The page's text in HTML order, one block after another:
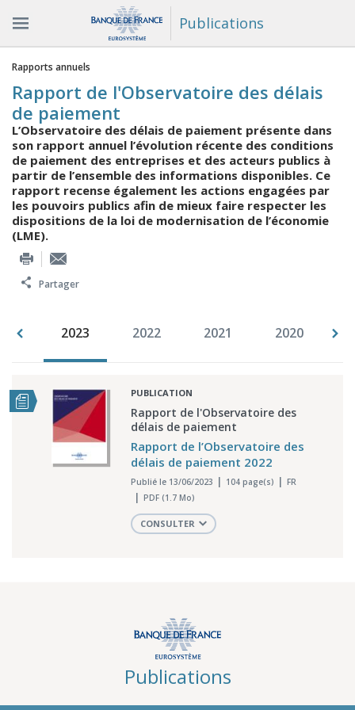
Publications
Vous êtes ici
Rapports annuels
Rapport de l'Observatoire des délais
de paiement
L’Observatoire des délais de paiement présente dans
son rapport annuel l’évolution récente des conditions
de paiement des entreprises et des acteurs publics à
partir de l’ensemble des informations disponibles. Ce
rapport recense également les actions engagées par
les pouvoirs publics afin de mieux faire respecter les
dispositions de la loi de modernisation de l’économie
(LME).
Partager
2023 2022 2021 2020
PUBLICATION
Rapport de l'Observatoire des
délais de paiement
Rapport de l’Observatoire des
délais de paiement 2022
Publié le 13/06/2023 104 page(s)
FR
PDF (1.7 Mo)
CONSULTER
Publications